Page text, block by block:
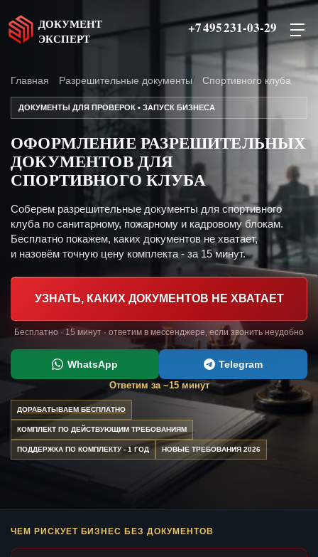
ДОКУМЕНТ
ЭКСПЕРТ
+7 495 231-03-29
Главная Разрешительные документы Спортивного клуба
ДОКУМЕНТЫ ДЛЯ ПРОВЕРОК • ЗАПУСК БИЗНЕСА
ОФОРМЛЕНИЕ РАЗРЕШИТЕЛЬНЫХ
ДОКУМЕНТОВ ДЛЯ
СПОРТИВНОГО КЛУБА
Соберем разрешительные документы для спортивного
клуба по санитарному, пожарному и кадровому блокам.
Бесплатно покажем, каких документов не хватает,
и назовём точную цену комплекта - за 15 минут.
УЗНАТЬ, КАКИХ ДОКУМЕНТОВ НЕ ХВАТАЕТ
Бесплатно · 15 минут · ответим в мессенджере, если звонить неудобно
WhatsApp Telegram
Ответим за ~15 минут
ДОРАБАТЫВАЕМ БЕСПЛАТНО
КОМПЛЕКТ ПО ДЕЙСТВУЮЩИМ ТРЕБОВАНИЯМ
ПОДДЕРЖКА ПО КОМПЛЕКТУ - 1 ГОД НОВЫЕ ТРЕБОВАНИЯ 2026
ЧЕМ РИСКУЕТ БИЗНЕС БЕЗ ДОКУМЕНТОВ